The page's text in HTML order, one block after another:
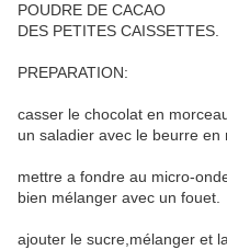
POUDRE DE CACAO
DES PETITES CAISSETTES.
PREPARATION:
casser le chocolat en
un saladier avec le beurre en
mettre a fondre au micro-
bien mélanger avec un fouet.
ajouter le sucre,mélanger et